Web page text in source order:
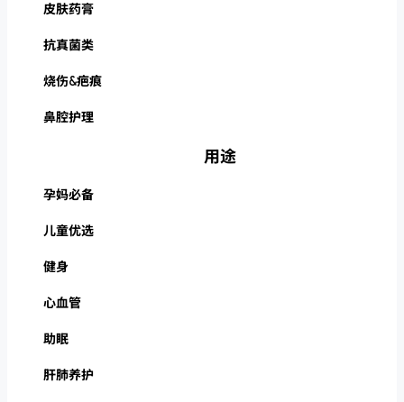
皮肤药膏
抗真菌类
烧伤&疤痕
鼻腔护理
用途
孕妈必备
儿童优选
健身
心血管
助眠
肝肺养护